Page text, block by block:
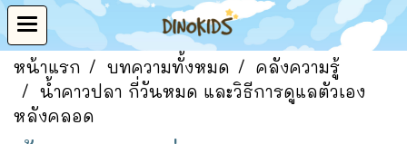
หน้าแรก บทความทั้งหมด
คลังความรู้
น้ำคาวปลา กี่วันหมด และวิธีการดูแลตัวเอง
หลังคลอด